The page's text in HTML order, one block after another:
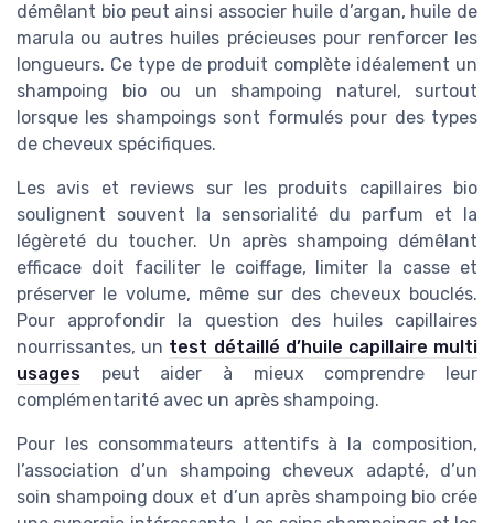
démêlant bio peut ainsi associer huile d’argan, huile de
marula ou autres huiles précieuses pour renforcer les
longueurs. Ce type de produit complète idéalement un
shampoing bio ou un shampoing naturel, surtout
lorsque les shampoings sont formulés pour des types
de cheveux spécifiques.
Les avis et reviews sur les produits capillaires bio
soulignent souvent la sensorialité du parfum et la
légèreté du toucher. Un après shampoing démêlant
efficace doit faciliter le coiffage, limiter la casse et
préserver le volume, même sur des cheveux bouclés.
Pour approfondir la question des huiles capillaires
nourrissantes, un test détaillé d’huile capillaire multi
usages peut aider à mieux comprendre leur
complémentarité avec un après shampoing.
Pour les consommateurs attentifs à la composition,
l’association d’un shampoing cheveux adapté, d’un
soin shampoing doux et d’un après shampoing bio crée